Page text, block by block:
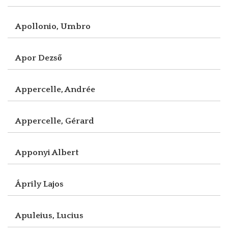
Apollonio, Umbro
Apor Dezső
Appercelle, Andrée
Appercelle, Gérard
Apponyi Albert
Áprily Lajos
Apuleius, Lucius